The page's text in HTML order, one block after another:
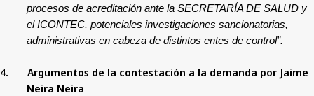
procesos de acreditación ante la SECRETARÍA DE SALUD y
el ICONTEC, potenciales investigaciones sancionatorias,
administrativas en cabeza de distintos entes de control”.
4. Argumentos de la contestación a la demanda por Jaime
Neira Neira